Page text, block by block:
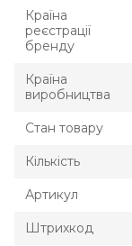
Країна
реєстрації
бренду
Країна
виробництва
Стан товару
Кількість
Артикул
Штрихкод